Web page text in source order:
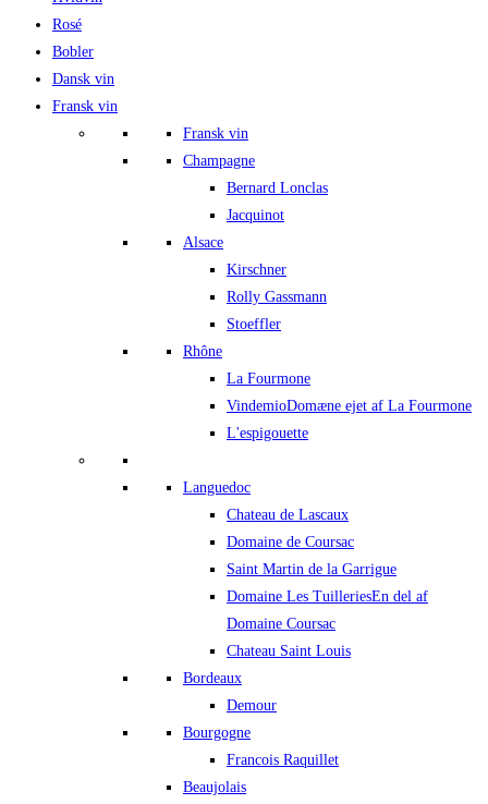
Rosé
Bobler
Dansk vin
Fransk vin
Fransk vin
Champagne
Bernard Lonclas
Jacquinot
Alsace
Kirschner
Rolly Gassmann
Stoeffler
Rhône
La Fourmone
VindemioDomæne ejet af La Fourmone
L'espigouette
Languedoc
Chateau de Lascaux
Domaine de Coursac
Saint Martin de la Garrigue
Domaine Les TuilleriesEn del af
Domaine Coursac
Chateau Saint Louis
Bordeaux
Demour
Bourgogne
Francois Raquillet
Beaujolais